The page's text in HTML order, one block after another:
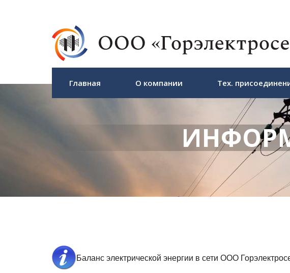
Главная О компании Тех.
Баланс электрической энергии в сети ООО